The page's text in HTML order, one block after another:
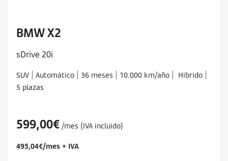
BMW X2
sDrive 20i
SUV Automático 36 meses 10.000 km/año Hibrido
5 plazas
599,00€ /mes (IVA incluido)
495,04€/mes + IVA